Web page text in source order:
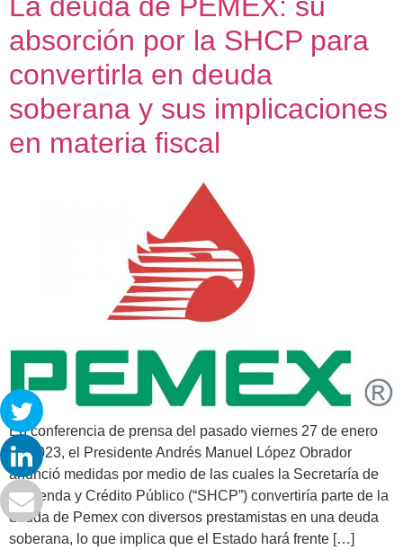
absorción por la SHCP para
convertirla en deuda
soberana y sus implicaciones
en materia fiscal
En conferencia de prensa del pasado viernes 27 de enero
de 2023, el Presidente Andrés Manuel López Obrador
anunció medidas por medio de las cuales la Secretaría de
Hacienda y Crédito Público (“SHCP”) convertiría parte de la
deuda de Pemex con diversos prestamistas en una deuda
soberana, lo que implica que el Estado hará frente […]